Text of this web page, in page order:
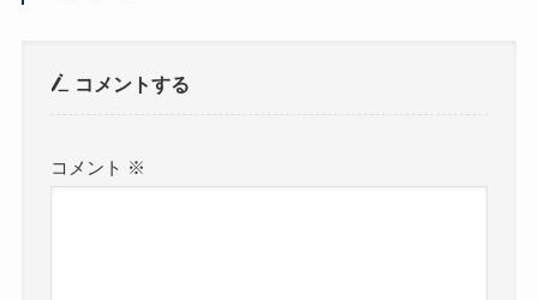
コメントする
コメント ※